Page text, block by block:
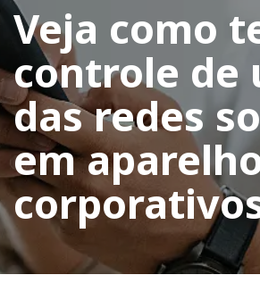
Veja como
controle de
das redes
em